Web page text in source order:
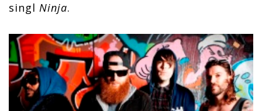
singl Ninja.